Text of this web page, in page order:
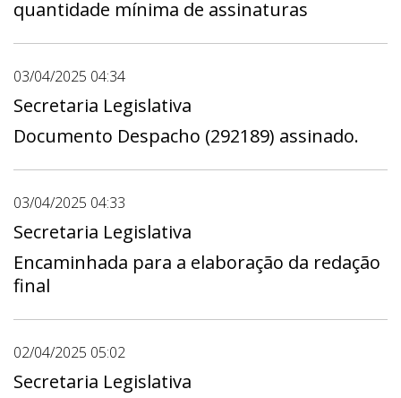
quantidade mínima de assinaturas
03/04/2025 04:34
Secretaria Legislativa
Documento Despacho (292189) assinado.
03/04/2025 04:33
Secretaria Legislativa
Encaminhada para a elaboração da redação
final
02/04/2025 05:02
Secretaria Legislativa